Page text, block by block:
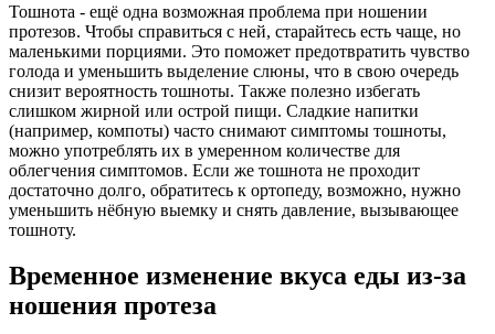
Тошнота - ещё одна возможная проблема при ношении
протезов. Чтобы справиться с ней, старайтесь есть чаще, но
маленькими порциями. Это поможет предотвратить чувство
голода и уменьшить выделение слюны, что в свою очередь
снизит вероятность тошноты. Также полезно избегать
слишком жирной или острой пищи. Сладкие напитки
(например, компоты) часто снимают симптомы тошноты,
можно употреблять их в умеренном количестве для
облегчения симптомов. Если же тошнота не проходит
достаточно долго, обратитесь к ортопеду, возможно, нужно
уменьшить нёбную выемку и снять давление, вызывающее
тошноту.
Временное изменение вкуса еды из-за
ношения протеза